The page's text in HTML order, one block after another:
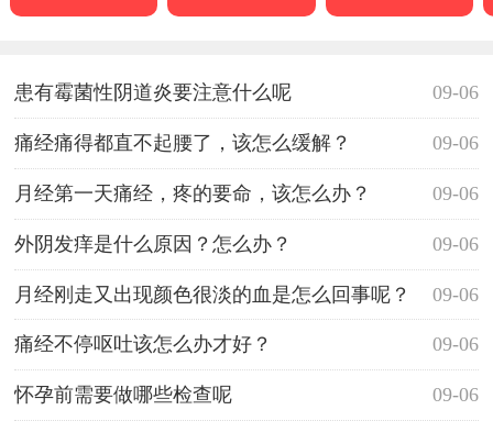
09-06
患有霉菌性阴道炎要注意什么呢
09-06
痛经痛得都直不起腰了，该怎么缓解？
09-06
月经第一天痛经，疼的要命，该怎么办？
09-06
外阴发痒是什么原因？怎么办？
09-06
月经刚走又出现颜色很淡的血是怎么回事呢？
09-06
痛经不停呕吐该怎么办才好？
09-06
怀孕前需要做哪些检查呢